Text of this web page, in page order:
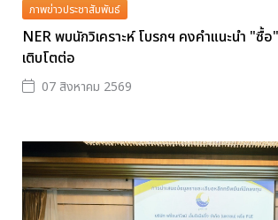
ภาพข่าวประชาสัมพันธ์
NER พบนักวิเคราะห์ โบรกฯ คงคำแนะนำ "ซื้
เติบโตต่อ
07 สิงหาคม 2569